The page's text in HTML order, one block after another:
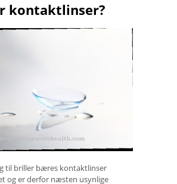
kontaktlinser?
til briller bæres kontaktlinser
og er derfor næsten usynlige